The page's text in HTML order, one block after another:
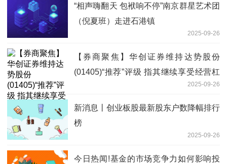
“相声嗨翻天 包袱响不停”南京群星艺术团
（倪夏班）走进石港镇
2025-09-26
【券商聚焦】华创证券维持达势股份
(01405)“推荐”评级 指其继续享受经营杠
2025-09-26
新消息丨创业板股最新股东户数降幅排行
榜
2025-09-26
今日热闻!基金的市场竞争力如何影响投